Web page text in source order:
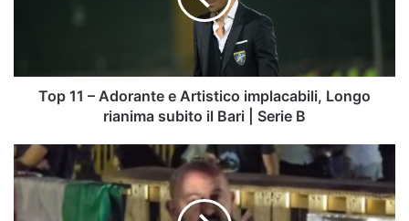
rianima
subito
|
Serie
B
Top 11 – Adorante e Artistico implacabili, Longo
rianima subito il Bari | Serie B
Avellino
in
attesa
per